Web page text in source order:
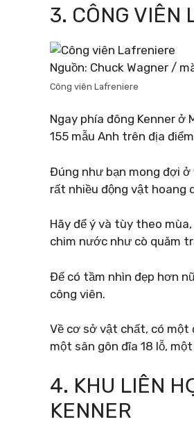
3. CÔNG VIÊN
Nguồn: Chuck Wagner /
Công viên Lafreniere
Ngay phía đông Kenner
155 mẫu Anh trên địa
Đúng như bạn mong đợi
rất nhiều động vật hoang
Hãy để ý và tùy theo
chim nước như cò quăm
Để có tầm nhìn đẹp hơn
công viên.
Về cơ sở vật chất, có một
một sân gôn đĩa 18 lỗ,
4. KHU LIÊN
KENNER